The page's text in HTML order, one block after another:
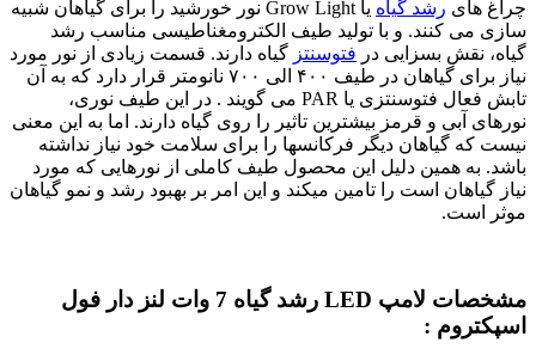
چراغ های رشد گیاه
یا Grow Light نور خورشید را برای گیاهان شبیه
سازی می کنند. و با تولید طیف الکترومغناطیسی مناسب رشد
گیاه، نقش بسزایی در فتوسنتز گیاه دارند. قسمت زیادی از نور مورد
نیاز برای گیاهان در طیف ۴۰۰ الی ۷۰۰ نانومتر قرار دارد که به آن
تابش فعال فتوسنتزی یا PAR می گویند . در این طیف نوری،
نورهای آبی و قرمز بیشترین تاثیر را روی گیاه دارند. اما به این معنی
نیست که گیاهان دیگر فرکانسها را برای سلامت خود نیاز نداشته
باشد. به همین دلیل این محصول طیف کاملی از نورهایی که مورد
نیاز گیاهان است را تامین میکند و این امر بر بهبود رشد و نمو گیاهان
موثر است.
مشخصات
لامپ LED رشد گیاه 7 وات لنز دار فول
اسپکتروم :